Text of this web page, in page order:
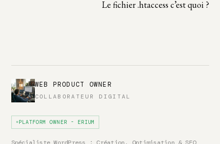
Le fichier .htaccess c’est quoi ?
WEB PRODUCT OWNER
COLLABORATEUR DIGITAL
PLATFORM OWNER - ERIUM
Spécialiste WordPress : Création, Optimisation & SEO